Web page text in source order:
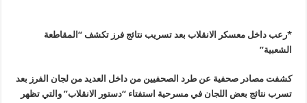
*رعب داخل معسكر الانقلاب بعد تسريب نتائج فرز تكشف “المقاطعة
الشعبية”
كشفت مصادر صحفية عن طرد الصحفيين من داخل العديد من لجان الفرز بعد
تسرب نتائج بعض اللجان في مسرحية استفتاء “دستور الانقلاب” والتي تظهر